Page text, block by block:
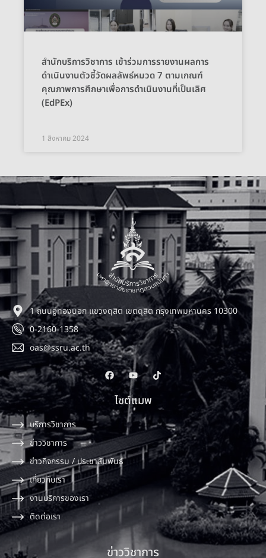
สำนักบริการวิชาการ เข้าร่วมการรายงานผลการ
ดำเนินงานตัวชี้วัดผลลัพธ์หมวด 7 ตามเกณฑ์
คุณภาพการศึกษาเพื่อการดำเนินงานที่เป็นเลิศ
(EdPEx)
1 สิงหาคม 2024
1 ถนนอู่ทองนอก แขวงดุสิต เขตดุสิต กรุงเทพมหานคร 10300
0-2160-1358
oas@ssru.ac.th
ไซต์แมพ
บริการวิชาการ
ข่าววิชาการ
ข่าวกิจกรรม / ประชาสัมพันธ์
เกี่ยวกับเรา
งานบริการของเรา
ติดต่อเรา
ข่าววิชาการ